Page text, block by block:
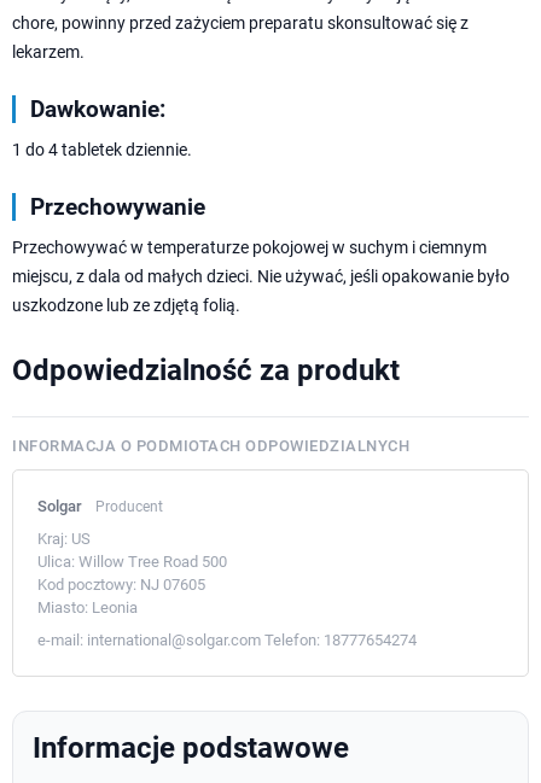
chore, powinny przed zażyciem preparatu skonsultować się z
lekarzem.
Dawkowanie:
1 do 4 tabletek dziennie.
Przechowywanie
Przechowywać w temperaturze pokojowej w suchym i ciemnym
miejscu, z dala od małych dzieci. Nie używać, jeśli opakowanie było
uszkodzone lub ze zdjętą folią.
Odpowiedzialność za produkt
INFORMACJA O PODMIOTACH ODPOWIEDZIALNYCH
Solgar Producent
Kraj: US
Ulica: Willow Tree Road 500
Kod pocztowy: NJ 07605
Miasto: Leonia
e-mail: international@solgar.com Telefon: 18777654274
Informacje podstawowe